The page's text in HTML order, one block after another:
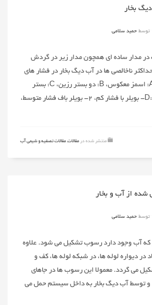
بخار
توسط حمید سلامی
در مدار ساده ای همچون مدار زیر در گردش
ناخالصی ها در آب دیگ بخار در فشار های
مختلف آمده است. A: اسمز معکوس، B: دو بستر رزین، C: بستر
مختلط، D: Powdex ۱- بویلر با فشار کم، ۲- بویلر باف فشار متوسط،
منتشر شده در مقالات, مقالات تصفیه و شیمی آب
از آب و بخار
توسط حمید سلامی
که آب وجود دارد رسوب تشکیل می شود. علاوه
دیواره لوله ها، در شبکه لوله ها، کف و
می گردد. معمولا این رسوب ها در جاهای
توسط آب دیگ بخار به داخل سیستم حمل می